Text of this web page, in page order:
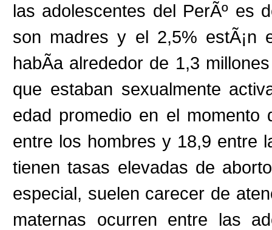
las adolescentes del PerÃº es
son madres y el 2,5% estÃ¡n
habÃ­a alrededor de 1,3
que estaban sexualmente
edad promedio en el momento
entre los hombres y 18,9 entre
tienen tasas elevadas de
especial, suelen carecer de
maternas ocurren entre las